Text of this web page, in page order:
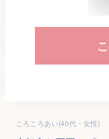
ころころあい(40代・女性)